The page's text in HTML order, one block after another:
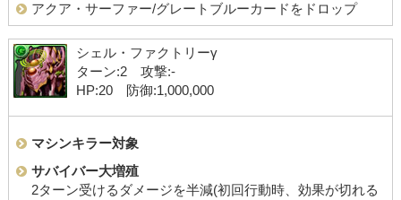
アクア・サーファー/グレートブルーカードをドロップ
シェル・ファクトリーγ
ターン:2 攻撃:-
HP:20 防御:1,000,000
マシンキラー対象
サバイバー大増殖
2ターン受けるダメージを半減(初回行動時、効果が切れる